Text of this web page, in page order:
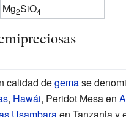
Mg2SiO4
calidad degemase
, Hawái, Peridot Mesa en
Usambaraen Tanzania y